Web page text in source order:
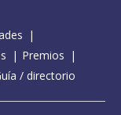
Premios
/ directorio